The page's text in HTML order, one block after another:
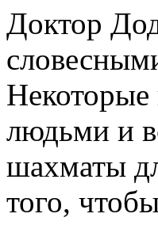
Доктор
людьми и
шахматы
того,